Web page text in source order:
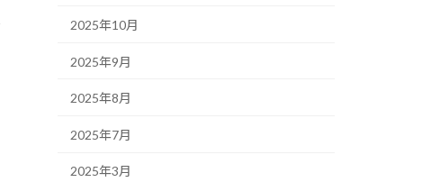
2025年10月
2025年9月
2025年8月
2025年7月
2025年3月